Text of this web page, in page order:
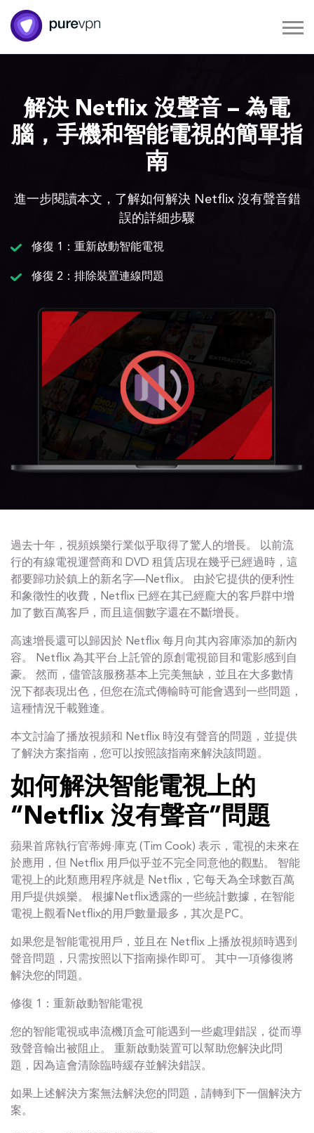
解決 Netflix 沒聲音 – 為電
腦，手機和智能電視的簡單指
南
進一步閱讀本文，了解如何解決 Netflix 沒有聲音錯
誤的詳細步驟
修復 1：重新啟動智能電視
修復 2：排除裝置連線問題
過去十年，視頻娛樂行業似乎取得了驚人的增長。 以前流
行的有線電視運營商和 DVD 租賃店現在幾乎已經過時，這
都要歸功於鎮上的新名字—Netflix。 由於它提供的便利性
和象徵性的收費，Netflix 已經在其已經龐大的客戶群中增
加了數百萬客戶，而且這個數字還在不斷增長。
高速增長還可以歸因於 Netflix 每月向其內容庫添加的新內
容。 Netflix 為其平台上託管的原創電視節目和電影感到自
豪。 然而，儘管該服務基本上完美無缺，並且在大多數情
況下都表現出色，但您在流式傳輸時可能會遇到一些問題，
這種情況千載難逢。
本文討論了播放視頻和 Netflix 時沒有聲音的問題，並提供
了解決方案指南，您可以按照該指南來解決該問題。
如何解決智能電視上的
“Netflix 沒有聲音”問題
蘋果首席執行官蒂姆·庫克 (Tim Cook) 表示，電視的未來在
於應用，但 Netflix 用戶似乎並不完全同意他的觀點。 智能
電視上的此類應用程序就是 Netflix，它每天為全球數百萬
用戶提供娛樂。 根據Netflix透露的一些統計數據，在智能
電視上觀看Netflix的用戶數量最多，其次是PC。
如果您是智能電視用戶，並且在 Netflix 上播放視頻時遇到
聲音問題，只需按照以下指南操作即可。 其中一項修復將
解決您的問題。
修復 1：重新啟動智能電視
您的智能電視或串流機頂盒可能遇到一些處理錯誤，從而導
致聲音輸出被阻止。 重新啟動裝置可以幫助您解決此問
題，因為這會清除臨時緩存並解決錯誤。
如果上述解決方案無法解決您的問題，請轉到下一個解決方
案。